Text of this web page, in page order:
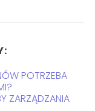
POTRZEBA
ZARZĄDZANIA